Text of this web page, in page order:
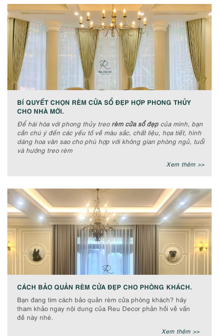
BÍ QUYẾT CHỌN RÈM CỬA SỔ ĐẸP HỢP PHONG THỦY
CHO NHÀ MỚI.
Để hài hòa với phong thủy treo rèm cửa sổ đẹpcủa mình, bạn
cần chú ý đến các yếu tố về màu sắc, chất liệu, họa tiết, hình
dáng hoa văn sao cho phù hợp với không gian phòng ngủ, tuổi
và hướng treo rèm
Xem thêm >>
CÁCH BẢO QUẢN RÈM CỬA ĐẸP CHO PHÒNG KHÁCH.
Bạn đang tìm cách bảo quản rèm cửa phòng khách? hãy
tham khảo ngay nội dung của Reu Decor phản hồi về vấn
đề này nhé.
Xem thêm >>